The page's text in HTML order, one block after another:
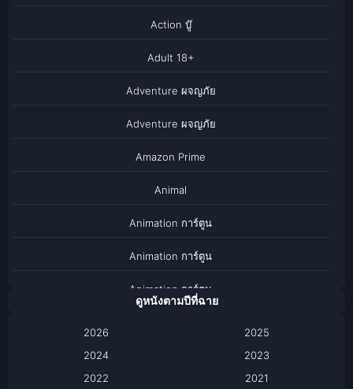
Action บู๊
Adult 18+
Adventure ผจญภัย
Adventure ผจญภัย
Amazon Prime
Animal
Animation การ์ตูน
Animation การ์ตูน
Animation การ์ตูน
ดูหนังตามปีที่ฉาย
2026
2025
2024
2023
2022
2021